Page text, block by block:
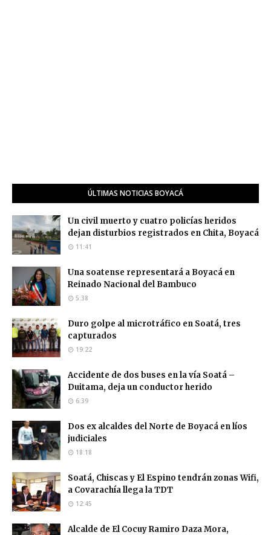
ÚLTIMAS NOTICIAS BOYACÁ
Un civil muerto y cuatro policías heridos
dejan disturbios registrados en Chita, Boyacá
11:41
Una soatense representará a Boyacá en
Reinado Nacional del Bambuco
5:38
Duro golpe al microtráfico en Soatá, tres
capturados
19:22
Accidente de dos buses en la vía Soatá –
Duitama, deja un conductor herido
6:39
Dos ex alcaldes del Norte de Boyacá en líos
judiciales
18:18
Soatá, Chiscas y El Espino tendrán zonas Wifi,
a Covarachía llega la TDT
12:45
Alcalde de El Cocuy Ramiro Daza Mora,